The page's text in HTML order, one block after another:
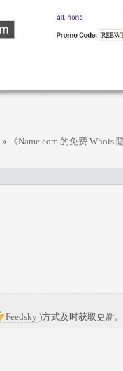
»
《Name.com 的免费 Whois
Feedsky )方式及时获取更新。